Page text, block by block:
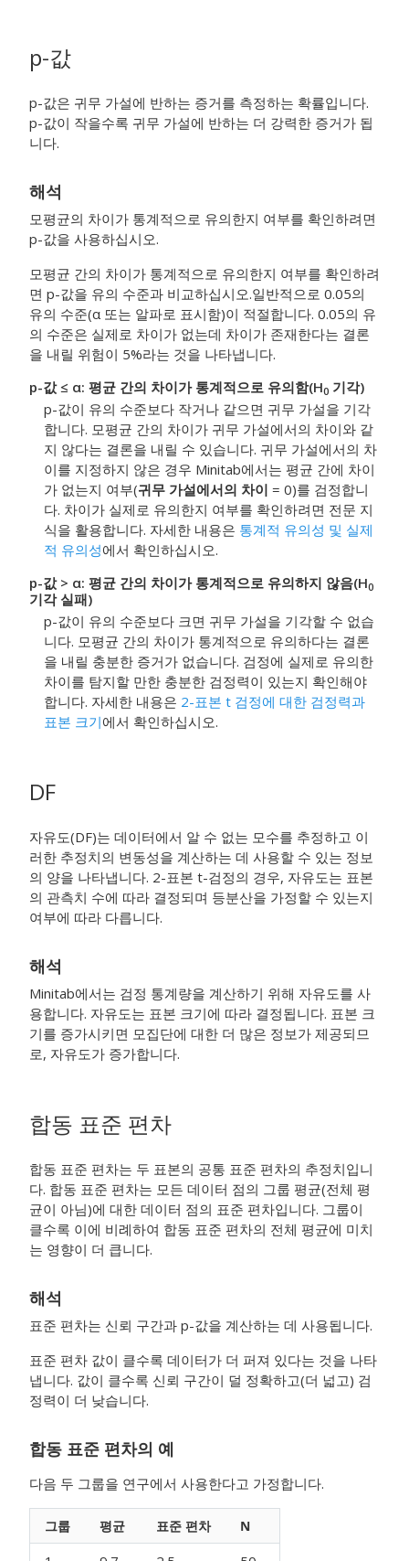
p-값
p-값은 귀무 가설에 반하는 증거를 측정하는 확률입니다.
p-값이 작을수록 귀무 가설에 반하는 더 강력한 증거가 됩
니다.
해석
모평균의 차이가 통계적으로 유의한지 여부를 확인하려면
p-값을 사용하십시오.
모평균 간의 차이가 통계적으로 유의한지 여부를 확인하려
면 p-값을 유의 수준과 비교하십시오.일반적으로 0.05의
유의 수준(α 또는 알파로 표시함)이 적절합니다. 0.05의 유
의 수준은 실제로 차이가 없는데 차이가 존재한다는 결론
을 내릴 위험이 5%라는 것을 나타냅니다.
p-값 ≤ α: 평균 간의 차이가 통계적으로 유의함(H0 기각)
p-값이 유의 수준보다 작거나 같으면 귀무 가설을 기각
합니다. 모평균 간의 차이가 귀무 가설에서의 차이와 같
지 않다는 결론을 내릴 수 있습니다. 귀무 가설에서의 차
이를 지정하지 않은 경우 Minitab에서는 평균 간에 차이
가 없는지 여부(귀무 가설에서의 차이 = 0)를 검정합니
다. 차이가 실제로 유의한지 여부를 확인하려면 전문 지
식을 활용합니다. 자세한 내용은 통계적 유의성 및 실제
적 유의성에서 확인하십시오.
p-값 > α: 평균 간의 차이가 통계적으로 유의하지 않음(H0
기각 실패)
p-값이 유의 수준보다 크면 귀무 가설을 기각할 수 없습
니다. 모평균 간의 차이가 통계적으로 유의하다는 결론
을 내릴 충분한 증거가 없습니다. 검정에 실제로 유의한
차이를 탐지할 만한 충분한 검정력이 있는지 확인해야
합니다. 자세한 내용은 2-표본 t 검정에 대한 검정력과
표본 크기에서 확인하십시오.
DF
자유도(DF)는 데이터에서 알 수 없는 모수를 추정하고 이
러한 추정치의 변동성을 계산하는 데 사용할 수 있는 정보
의 양을 나타냅니다. 2-표본 t-검정의 경우, 자유도는 표본
의 관측치 수에 따라 결정되며 등분산을 가정할 수 있는지
여부에 따라 다릅니다.
해석
Minitab에서는 검정 통계량을 계산하기 위해 자유도를 사
용합니다. 자유도는 표본 크기에 따라 결정됩니다. 표본 크
기를 증가시키면 모집단에 대한 더 많은 정보가 제공되므
로, 자유도가 증가합니다.
합동 표준 편차
합동 표준 편차는 두 표본의 공통 표준 편차의 추정치입니
다. 합동 표준 편차는 모든 데이터 점의 그룹 평균(전체 평
균이 아님)에 대한 데이터 점의 표준 편차입니다. 그룹이
클수록 이에 비례하여 합동 표준 편차의 전체 평균에 미치
는 영향이 더 큽니다.
해석
표준 편차는 신뢰 구간과 p-값을 계산하는 데 사용됩니다.
표준 편차 값이 클수록 데이터가 더 퍼져 있다는 것을 나타
냅니다. 값이 클수록 신뢰 구간이 덜 정확하고(더 넓고) 검
정력이 더 낮습니다.
합동 표준 편차의 예
다음 두 그룹을 연구에서 사용한다고 가정합니다.
그룹 평균 표준 편차 N